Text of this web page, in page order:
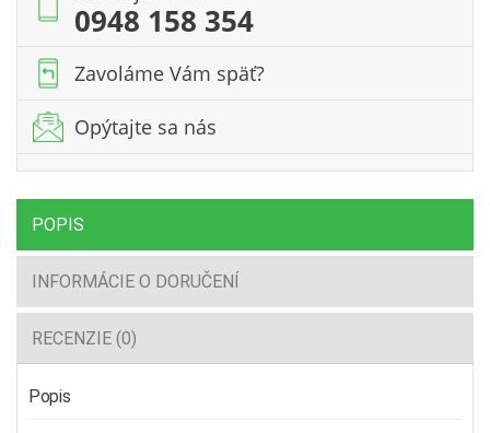
0948 158 354
Zavoláme Vám späť?
Opýtajte sa nás
POPIS
INFORMÁCIE O DORUČENÍ
RECENZIE (0)
Popis